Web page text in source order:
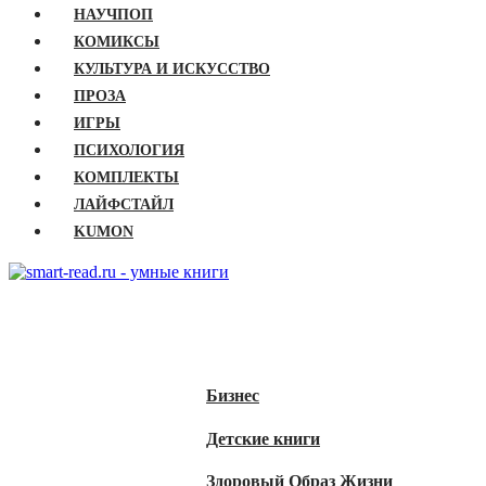
НАУЧПОП
КОМИКСЫ
КУЛЬТУРА И ИСКУССТВО
ПРОЗА
ИГРЫ
ПСИХОЛОГИЯ
КОМПЛЕКТЫ
ЛАЙФСТАЙЛ
KUMON
Бизнес
Детские книги
Здоровый Образ Жизни